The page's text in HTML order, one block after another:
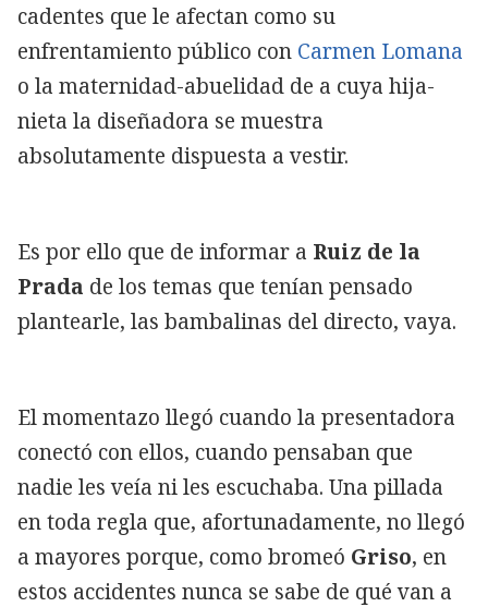
cadentes que le afectan como su
enfrentamiento público con Carmen Lomana
o la maternidad-abuelidad de a cuya hija-
nieta la diseñadora se muestra
absolutamente dispuesta a vestir.
Es por ello que de informar a Ruiz de la
Prada de los temas que tenían pensado
plantearle, las bambalinas del directo, vaya.
El momentazo llegó cuando la presentadora
conectó con ellos, cuando pensaban que
nadie les veía ni les escuchaba. Una pillada
en toda regla que, afortunadamente, no llegó
a mayores porque, como bromeó Griso, en
estos accidentes nunca se sabe de qué van a